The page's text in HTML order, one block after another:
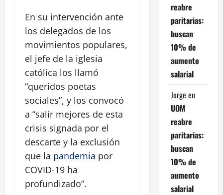
En su intervención ante
los delegados de los
movimientos populares,
el jefe de la iglesia
católica los llamó
“queridos poetas
sociales”, y los convocó
a “salir mejores de esta
crisis signada por el
descarte y la exclusión
que la pandemia por
COVID-19 ha
profundizado”.
reabre
paritarias:
buscan
10% de
aumento
salarial
Jorge en
UOM
reabre
paritarias:
buscan
10% de
aumento
salarial